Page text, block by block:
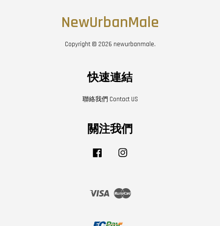
NewUrbanMale
Copyright © 2026 newurbanmale.
快速連結
聯絡我們 Contact US
關注我們
Facebook
Visa Master